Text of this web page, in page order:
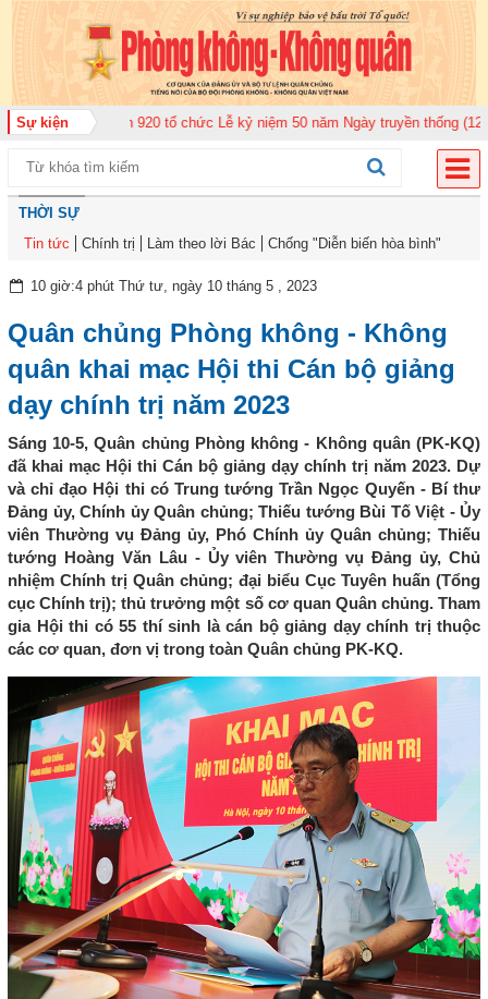
Sự kiệnquân 920 tổ chức Lễ kỷ niệm 50 năm Ngày truyền thống (12-11-1975/
THỜI SỰ
Tin tức
Chính trị Làm theo lời Bác Chống "Diễn biến hòa bình"
10 giờ:4 phút Thứ tư, ngày 10 tháng 5 , 2023
Quân chủng Phòng không - Không
quân khai mạc Hội thi Cán bộ giảng
dạy chính trị năm 2023
Sáng 10-5, Quân chủng Phòng không - Không quân (PK-KQ)
đã khai mạc Hội thi Cán bộ giảng dạy chính trị năm 2023. Dự
và chỉ đạo Hội thi có Trung tướng Trần Ngọc Quyến - Bí thư
Đảng ủy, Chính ủy Quân chủng; Thiếu tướng Bùi Tố Việt - Ủy
viên Thường vụ Đảng ủy, Phó Chính ủy Quân chủng; Thiếu
tướng Hoàng Văn Lâu - Ủy viên Thường vụ Đảng ủy, Chủ
nhiệm Chính trị Quân chủng; đại biểu Cục Tuyên huấn (Tổng
cục Chính trị); thủ trưởng một số cơ quan Quân chủng. Tham
gia Hội thi có 55 thí sinh là cán bộ giảng dạy chính trị thuộc
các cơ quan, đơn vị trong toàn Quân chủng PK-KQ.